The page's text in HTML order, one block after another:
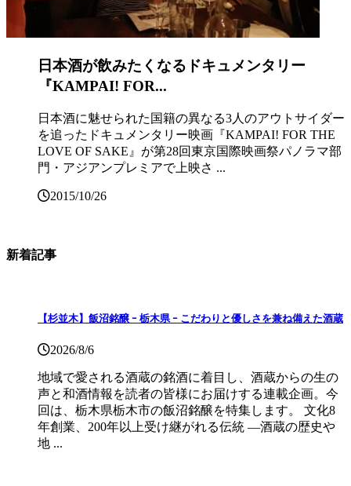
日本酒が飲みたくなるドキュメンタリー
『KAMPAI! FOR...
日本酒に魅せられた国籍の異なる3人のアウトサイダー
を追ったドキュメンタリー映画『KAMPAI! FOR THE
LOVE OF SAKE』が第28回東京国際映画祭パノラマ部
門・アジアンプレミアで上映さ ...
2015/10/26
新着記事
【杉並木】飯沼銘醸 ｰ 栃木県 ｰ こだわりと優しさを兼ね備えた酒蔵
2026/8/6
地域で愛される酒蔵の銘酒に着目し、酒蔵からの生の
声と和酒情報を読者の皆様にお届けする連載企画。今
回は、栃木県栃木市の飯沼銘醸を特集します。 文化8
年創業、200年以上受け継がれる伝統 ―酒蔵の歴史や
地 ...